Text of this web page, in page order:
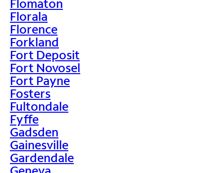
Flomaton
Florala
Florence
Forkland
Fort Deposit
Fort Novosel
Fort Payne
Fosters
Fultondale
Fyffe
Gadsden
Gainesville
Gardendale